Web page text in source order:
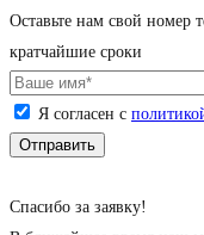
Оставьте нам свой номер
кратчайшие сроки
Я согласен с
Cпасибо за заявку!